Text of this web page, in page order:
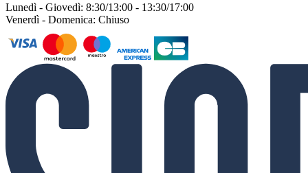
Lunedì - Giovedì: 8:30/13:00 - 13:30/17:00
Venerdì - Domenica: Chiuso